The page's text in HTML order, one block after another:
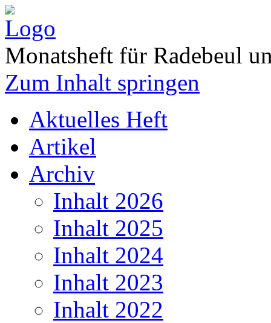
Monatsheft für Radebeul
Zum Inhalt springen
Aktuelles Heft
Artikel
Archiv
Inhalt 2026
Inhalt 2025
Inhalt 2024
Inhalt 2023
Inhalt 2022